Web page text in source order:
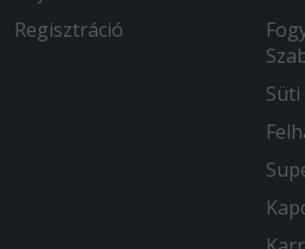
2.5 óra várakozás után
szaft nélküli pörköltet
legalább jól
hogy legyen súlya a
Regisztráció
Süti